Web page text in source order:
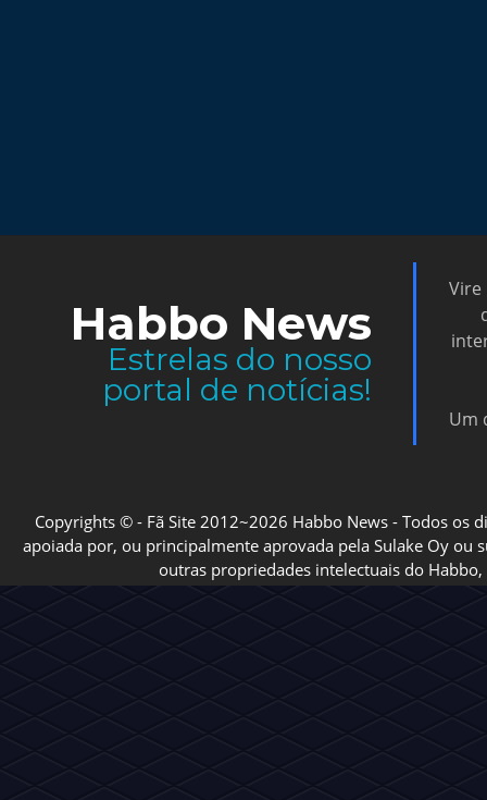
Habbo News
Estrelas do nosso
portal de notícias!
Vire
Um
Copyrights © - Fã Site 2012~2026 Habbo News - Todos os
apoiada por, ou principalmente aprovada pela Sulake Oy ou
outras propriedades intelectuais do